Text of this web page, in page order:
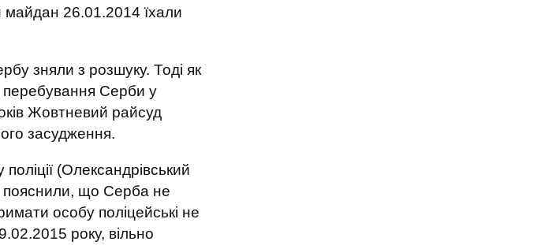
майдан 26.01.2014 їхали
зняли з розшуку. Тоді як
перебування Серби у
Жовтневий райсуд
засудження.
(Олександрівський
пояснили, що Серба не
особу поліцейські не
року, вільно